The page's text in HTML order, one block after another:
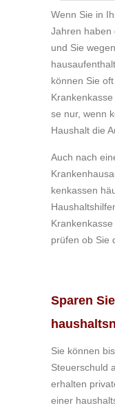
Wenn Sie in
Jah­ren haben
und Sie
kön­nen Sie
se nur, wenn
Haus­halt die
Auch nach
ken­kas­sen
prü­fen ob Sie
Sparen
Sie kön­nen
Steu­er­schuld
er­hal­ten
einer